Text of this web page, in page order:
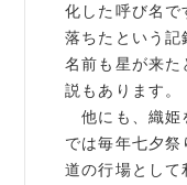
化した呼び名で
落ちたという記
名前も星が来た
説もあります。
他にも、織姫
では毎年七夕
道の行場として